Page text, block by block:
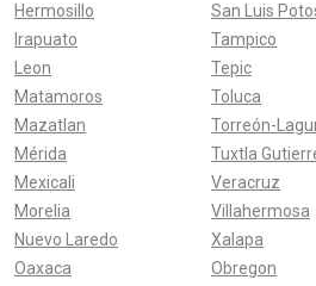
Hermosillo
Irapuato
Leon
Matamoros
Mazatlan
Mérida
Mexicali
Morelia
Nuevo Laredo
Oaxaca
San Luis
Tampico
Tepic
Toluca
Torreón-
Tuxtla
Veracruz
Villahermosa
Xalapa
Obregon